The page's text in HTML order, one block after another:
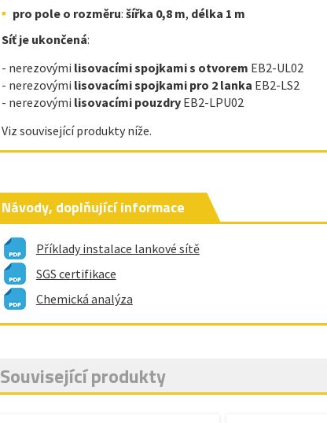
pro pole o rozměru: šířka 0,8 m, délka 1 m
Síť je ukončená:
- nerezovými lisovacími spojkami s otvorem EB2-UL02
- nerezovými lisovacími spojkami pro 2 lanka EB2-LS2
- nerezovými lisovacími pouzdryEB2-LPU02
Viz související produkty níže.
Návody, doplňující informace
Příklady instalace lankové sítě
SGS certifikace
Chemická analýza
Související produkty